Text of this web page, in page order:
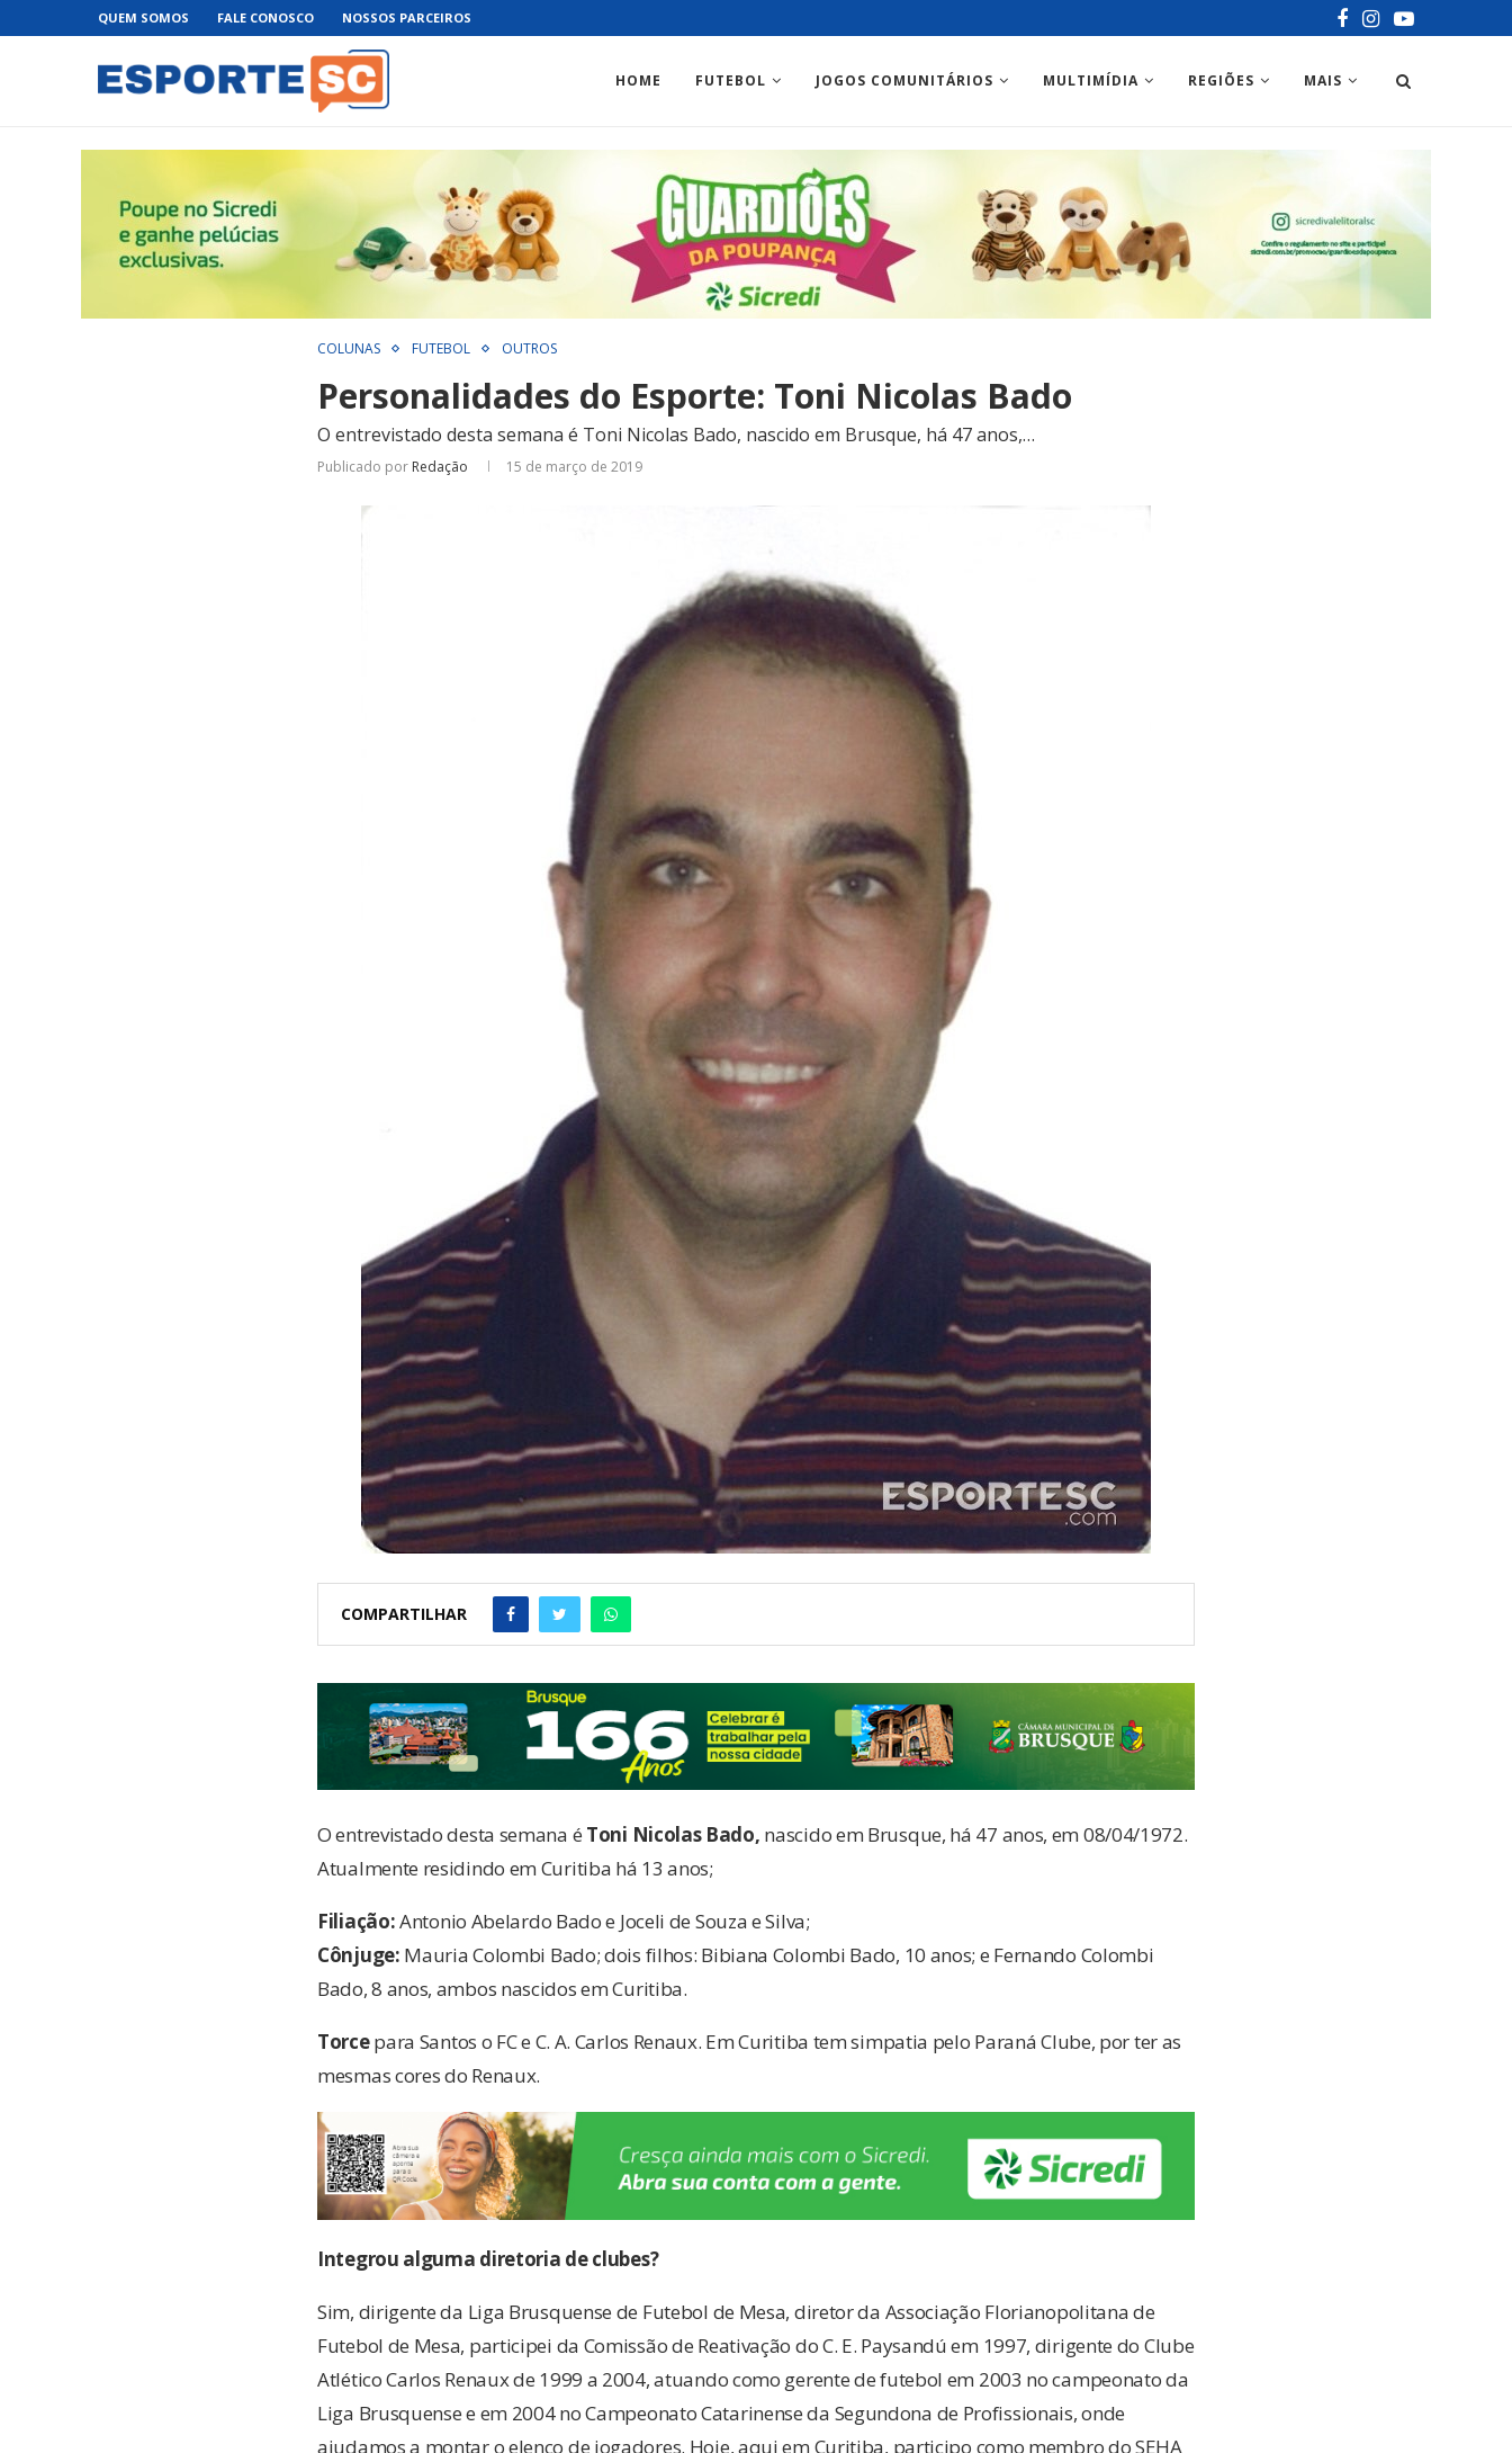
QUEM SOMOS FALE CONOSCO NOSSOS PARCEIROS
HOME FUTEBOL JOGOS COMUNITÁRIOS MULTIMÍDIA REGIÕES MAIS
COLUNAS FUTEBOL OUTROS
Personalidades do Esporte: Toni Nicolas Bado
O entrevistado desta semana é Toni Nicolas Bado, nascido em Brusque, há 47 anos,…
Publicado por Redação 15 de março de 2019
COMPARTILHAR
O entrevistado desta semana é Toni Nicolas Bado, nascido em Brusque, há 47 anos, em 08/04/1972.
Atualmente residindo em Curitiba há 13 anos;
Filiação:Antonio Abelardo Bado e Joceli de Souza e Silva;
Cônjuge: Mauria Colombi Bado; dois filhos: Bibiana Colombi Bado, 10 anos; e Fernando Colombi
Bado, 8 anos, ambos nascidos em Curitiba.
Torcepara Santos o FC e C. A. Carlos Renaux. Em Curitiba tem simpatia pelo Paraná Clube, por ter as
mesmas cores do Renaux.
Integrou alguma diretoria de clubes?
Sim, dirigente da Liga Brusquense de Futebol de Mesa, diretor da Associação Florianopolitana de
Futebol de Mesa, participei da Comissão de Reativação do C. E. Paysandú em 1997, dirigente do Clube
Atlético Carlos Renaux de 1999 a 2004, atuando como gerente de futebol em 2003 no campeonato da
Liga Brusquense e em 2004 no Campeonato Catarinense da Segundona de Profissionais, onde
ajudamos a montar o elenco de jogadores. Hoje, aqui em Curitiba, participo como membro do SEHA